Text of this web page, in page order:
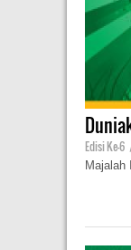
Edisi Ke-6 |
Majalah